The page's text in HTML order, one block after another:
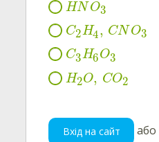
HN O3
C2H4, CN O3
C3H6O3
H2O, CO2
Вхід на сайт або